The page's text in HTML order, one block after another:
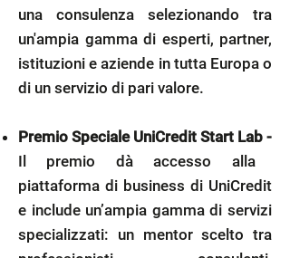
una consulenza selezionando tra
un'ampia gamma di esperti, partner,
istituzioni e aziende in tutta Europa o
di un servizio di pari valore.
Premio Speciale UniCredit Start Lab -
Il premio dà accesso alla
piattaforma di business di UniCredit
e include un’ampia gamma di servizi
specializzati: un mentor scelto tra